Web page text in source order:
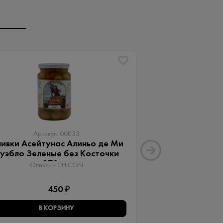
Артикул: 00833
Асейтунас Алиньо де Ми
Зеленые без Косточки
370 мл
Оливки - CHICON
450 ₽
В КОРЗИНУ